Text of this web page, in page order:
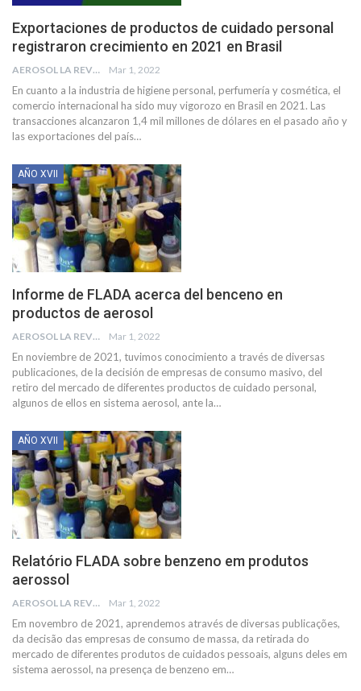
Exportaciones de productos de cuidado personal
registraron crecimiento en 2021 en Brasil
AEROSOL LA REVISTA Mar 1, 2022
En cuanto a la industria de higiene personal, perfumería y cosmética, el
comercio internacional ha sido muy vigorozo en Brasil en 2021. Las
transacciones alcanzaron 1,4 mil millones de dólares en el pasado año y
las exportaciones del país…
AÑO XVII
Informe de FLADA acerca del benceno en
productos de aerosol
AEROSOL LA REVISTA Mar 1, 2022
En noviembre de 2021, tuvimos conocimiento a través de diversas
publicaciones, de la decisión de empresas de consumo masivo, del
retiro del mercado de diferentes productos de cuidado personal,
algunos de ellos en sistema aerosol, ante la…
AÑO XVII
Relatório FLADA sobre benzeno em produtos
aerossol
AEROSOL LA REVISTA Mar 1, 2022
Em novembro de 2021, aprendemos através de diversas publicações,
da decisão das empresas de consumo de massa, da retirada do
mercado de diferentes produtos de cuidados pessoais, alguns deles em
sistema aerossol, na presença de benzeno em…